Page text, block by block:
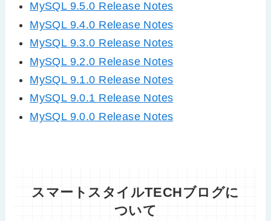
MySQL 9.5.0 Release Notes
MySQL 9.4.0 Release Notes
MySQL 9.3.0 Release Notes
MySQL 9.2.0 Release Notes
MySQL 9.1.0 Release Notes
MySQL 9.0.1 Release Notes
MySQL 9.0.0 Release Notes
スマートスタイルTECHブログに
ついて